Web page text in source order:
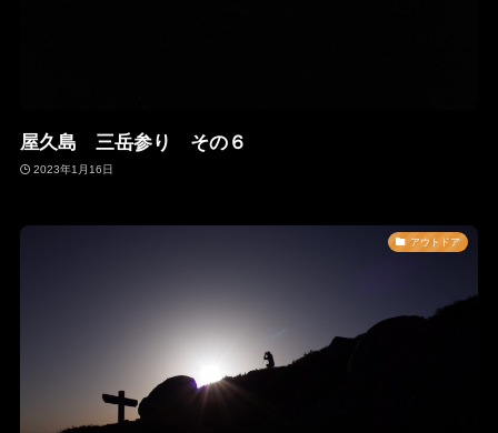
屋久島 三岳参り その６
2023年1月16日
アウトドア